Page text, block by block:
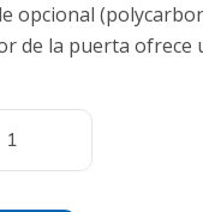
opcional
de la puerta ofrece